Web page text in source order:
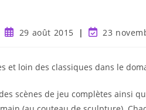
29 août 2015 23
et loin des classiques dans le
scènes de jeu complètes ainsi